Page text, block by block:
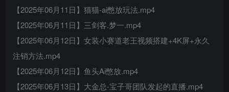
【2025年06月11日】猫猫-ai憋放玩法.mp4
【2025年06月11日】三剑客.梦一.mp4
【2025年06月12日】女装小赛道老王视频搭建+4K屏+永久
注销方法.mp4
【2025年06月12日】鱼头Ai憋放.mp4
【2025年06月13日】大金总-宝子哥团队发起的直播.mp4